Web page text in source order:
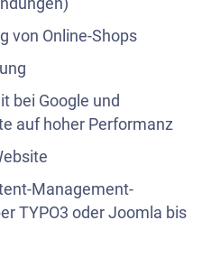
von Online-Shops
bei Google und
auf hoher Performanz
Management-
TYPO3 oder Joomla bis